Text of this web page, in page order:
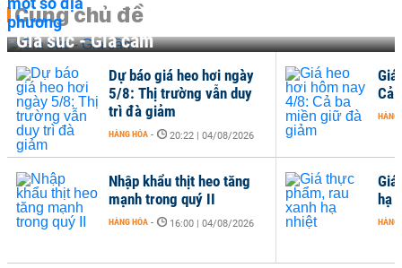
Cùng chủ đề
Gia súc - Gia cầm
Giá
hạ
HÀNG
Dự báo giá heo hơi ngày
5/8: Thị trường vẫn duy
trì đà giảm
HÀNG HÓA - 20:22 | 04/08/2026
Nhập khẩu thịt heo tăng
mạnh trong quý II
HÀNG HÓA - 16:00 | 04/08/2026
Cả
HÀNG